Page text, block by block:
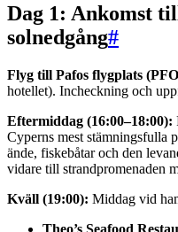
Dag 1: Ankomst
solnedgång#
Flyg till Pafos flygplats
hotellet). Incheckning och
Eftermiddag (16:00–18:00):
Cyperns mest stämningsfulla
ände, fiskebåtar och den
vidare till strandpromenaden
Kväll (19:00): Middag vid
Theo’s Seafood